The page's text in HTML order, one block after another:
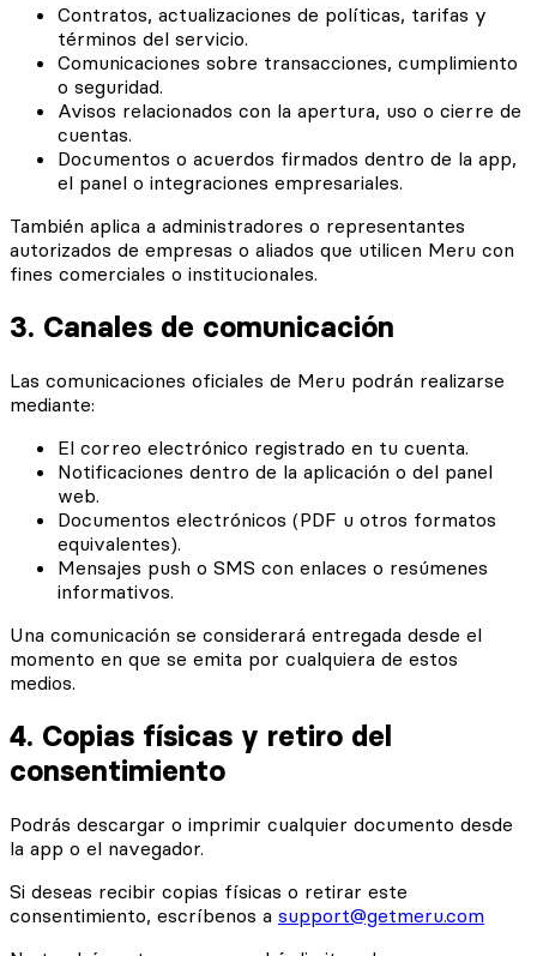
Contratos, actualizaciones de políticas, tarifas y
términos del servicio.
Comunicaciones sobre transacciones, cumplimiento
o seguridad.
Avisos relacionados con la apertura, uso o cierre de
cuentas.
Documentos o acuerdos firmados dentro de la app,
el panel o integraciones empresariales.
También aplica a administradores o representantes
autorizados de empresas o aliados que utilicen Meru con
fines comerciales o institucionales.
3. Canales de comunicación
Las comunicaciones oficiales de Meru podrán realizarse
mediante:
El correo electrónico registrado en tu cuenta.
Notificaciones dentro de la aplicación o del panel
web.
Documentos electrónicos (PDF u otros formatos
equivalentes).
Mensajes push o SMS con enlaces o resúmenes
informativos.
Una comunicación se considerará entregada desde el
momento en que se emita por cualquiera de estos
medios.
4. Copias físicas y retiro del
consentimiento
Podrás descargar o imprimir cualquier documento desde
la app o el navegador.
Si deseas recibir copias físicas o retirar este
consentimiento, escríbenos a support@getmeru.com